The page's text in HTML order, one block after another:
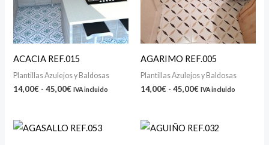
ACACIA REF.015
Plantillas Azulejos y Baldosas
14,00€ - 45,00€ IVA incluido
AGARIMO REF.005
Plantillas Azulejos y Baldosas
14,00€ - 45,00€ IVA incluido
Rango
de
Rango
de